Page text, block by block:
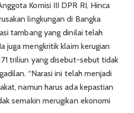
Komisi III DPR RI, Hinca
lingkungan di Bangka
tambang yang dinilai telah
juga mengkritik klaim kerugian
triliun yang disebut-sebut tidak
“Narasi ini telah menjadi
namun harus ada kepastian
semakin merugikan ekonomi